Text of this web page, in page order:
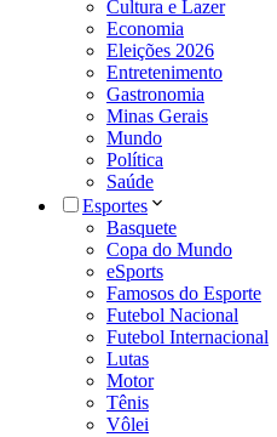
Cultura e Lazer
Economia
Eleições 2026
Entretenimento
Gastronomia
Minas Gerais
Mundo
Política
Saúde
Esportes
Basquete
Copa do Mundo
eSports
Famosos do Esporte
Futebol Nacional
Futebol Internacional
Lutas
Motor
Tênis
Vôlei